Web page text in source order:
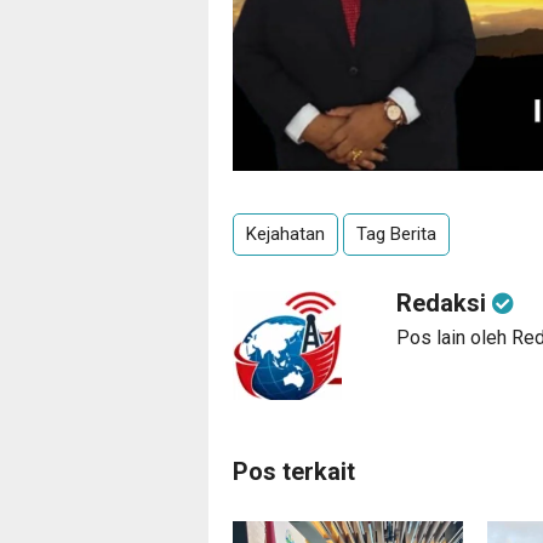
Kejahatan Tag Berita
Redaksi
Pos lain oleh
Pos terkait